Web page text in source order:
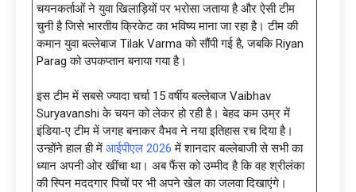
चयनकर्ताओं ने युवा खिलाड़ियों पर भरोसा जताया है और ऐसी टीम
चुनी है जिसे भारतीय क्रिकेट का भविष्य माना जा रहा है। टीम की
कमान युवा बल्लेबाज Tilak Varma को सौंपी गई है, जबकि Riyan
Parag को उपकप्तान बनाया गया है।
इस टीम में सबसे ज्यादा चर्चा 15 वर्षीय बल्लेबाज Vaibhav
Suryavanshi के चयन को लेकर हो रही है। बेहद कम उम्र में
इंडिया-ए टीम में जगह बनाकर वैभव ने नया इतिहास रच दिया है।
उन्होंने हाल ही में आईपीएल 2026 में शानदार बल्लेबाजी से सभी का
ध्यान अपनी ओर खींचा था। अब फैंस को उम्मीद है कि वह श्रीलंका
की स्पिन मददगार पिचों पर भी अपने खेल का जलवा दिखाएंगे।